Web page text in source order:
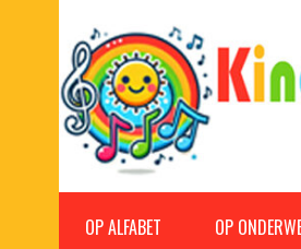
Kinderliedjes
OP ALFABET OP